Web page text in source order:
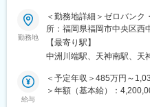
インフラ第一課は10名（オ
盤4名）体制です。20代～
全員が中途入社。オンボー
・本ポジションは、確定
い領域を支えるメインフレ
◇◆口座数130万口座超・
拡大中/メガバンクへの基幹
己成長ができる環境あり/
外の出身者◆◇
※雇用主は「株式会社みん
ゼロバンク・デザインフ
だきます。
勤務地
＜勤務地詳細＞ゼロバン
所：福岡県福岡市中央区西
場所あり変更の範囲：会社
む）
【最寄り駅】
中洲川端駅、天神南駅、天
給与
＜予定年収＞485万円～
＞年額（基本給）：